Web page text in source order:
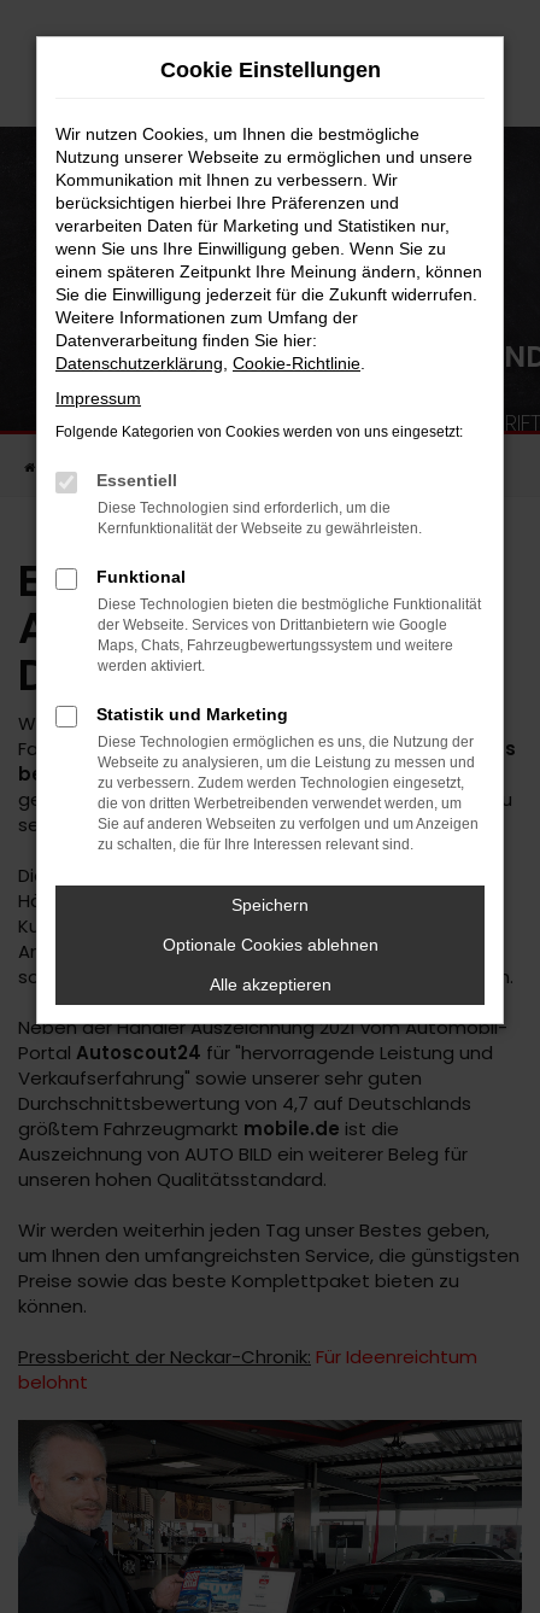
Zum
EINER DER BESTEN
DEUTSCHLANDS!
AUSZEICHNUNG DURCH DIE
BILD
Startseite
Einer der besten
Autohändler
Deutschlands!
Wir sind sehr stolz, von Europas größter Auto-
FachzeitschriftAUTO BILDzu einem vonDeutschlands
besten Autohändlern(als einziger Händler im
gesamten Landkreis Freudenstadt) gewählt worden zu
sein.
Die Auszeichnung erfolgt auf Basis von
Händlerempfehlungen und einer detaillierten
Kundenbefragung mit Bewertungen zu Beratung,
Angeboten, Preisen und der Gesamtzufriedenheit
sowie der Weiterempfehlungsbereitschaft der Kunden.
Neben der Händler Auszeichnung 2021 vom Automobil-
Portal Autoscout24 für "hervorragende Leistung und
Verkaufserfahrung" sowie unserer sehr guten
Durchschnittsbewertung von 4,7 auf Deutschlands
größtem Fahrzeugmarkt mobile.de ist die
Auszeichnung von AUTO BILD ein weiterer Beleg für
unseren hohen Qualitätsstandard.
Wir werden weiterhin jeden Tag unser Bestes geben,
um Ihnen den umfangreichsten Service, die günstigsten
Preise sowie das beste Komplettpaket bieten zu
können.
Pressbericht der Neckar-Chronik: Für Ideenreichtum
belohnt
Cookie Einstellungen
Wir nutzen Cookies, um Ihnen die bestmögliche
Nutzung unserer Webseite zu ermöglichen und unsere
Kommunikation mit Ihnen zu verbessern. Wir
berücksichtigen hierbei Ihre Präferenzen und
verarbeiten Daten für Marketing und Statistiken nur,
wenn Sie uns Ihre Einwilligung geben. Wenn Sie zu
einem späteren Zeitpunkt Ihre Meinung ändern, können
Sie die Einwilligung jederzeit für die Zukunft widerrufen.
Weitere Informationen zum Umfang der
Datenverarbeitung finden Sie hier:
Datenschutzerklärung Cookie-Richtlinie
Impressum
Folgende Kategorien von Cookies werden von uns eingesetzt:
Essentiell
Diese Technologien sind erforderlich, um die
Kernfunktionalität der Webseite zu gewährleisten.
Funktional
Diese Technologien bieten die bestmögliche Funktionalität
der Webseite. Services von Drittanbietern wie Google
Maps, Chats, Fahrzeugbewertungssystem und weitere
werden aktiviert.
Statistik und Marketing
Diese Technologien ermöglichen es uns, die Nutzung der
Webseite zu analysieren, um die Leistung zu messen und
zu verbessern. Zudem werden Technologien eingesetzt,
die von dritten Werbetreibenden verwendet werden, um
Sie auf anderen Webseiten zu verfolgen und um Anzeigen
zu schalten, die für Ihre Interessen relevant sind.
Speichern
Optionale Cookies ablehnen
Alle akzeptieren